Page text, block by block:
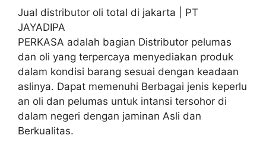
Jual distributor oli total di jakarta | PT
JAYADIPA
PERKASA adalah bagian Distributor pelumas
dan oli yang terpercaya menyediakan produk
dalam kondisi barang sesuai dengan keadaan
aslinya. Dapat memenuhi Berbagai jenis keperlu
an oli dan pelumas untuk intansi tersohor di
dalam negeri dengan jaminan Asli dan
Berkualitas.